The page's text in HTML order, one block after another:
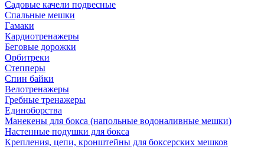
Садовые качели подвесные
Спальные мешки
Гамаки
Кардиотренажеры
Беговые дорожки
Орбитреки
Степперы
Спин байки
Велотренажеры
Гребные тренажеры
Единоборства
Манекены для бокса (напольные водоналивные мешки)
Настенные подушки для бокса
Крепления, цепи, кронштейны для боксерских мешков